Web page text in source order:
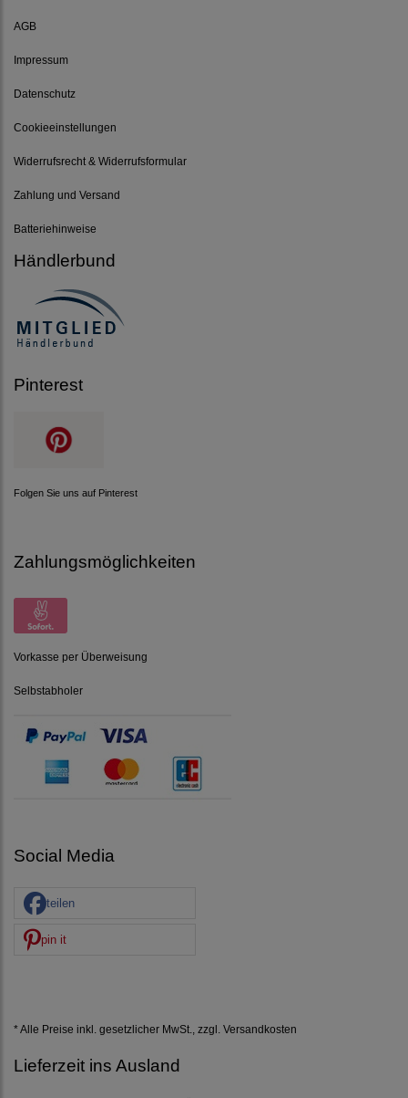
AGB
Impressum
Datenschutz
Cookieeinstellungen
Widerrufsrecht & Widerrufsformular
Zahlung und Versand
Batteriehinweise
Händlerbund
Pinterest
Folgen Sie uns auf Pinterest
Zahlungsmöglichkeiten
Vorkasse per Überweisung
Selbstabholer
Social Media
teilen
pin it
* Alle Preise inkl. gesetzlicher MwSt., zzgl. Versandkosten
Lieferzeit ins Ausland